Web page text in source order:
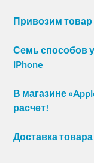
Привозим товар
Семь способов
iPhone
В магазине
расчет!
Доставка